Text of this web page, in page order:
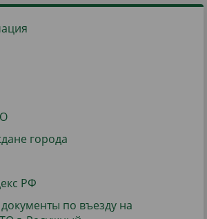
города
РФ
по въезду на